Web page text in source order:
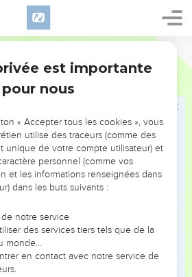
pris.
dans mon nid. Comme l’oiseau
qui plonge ses racines dans l’eau.
la nuit se posent sur mes branches.
couvert d’honneur, ma force restera
un arc bien tendu.”
gens m’écoutaient, ils attendaient,
mon avis.
parler, ils ne discutaient pas, mes
l’une après l’autre.
on attend la pluie. Ils ouvraient
recevoir les premières gouttes
mon visage un signe de bonté.
est importante
pour nous
« Accepter tous les cookies », vous
utilise des traceurs (comme des
unique de votre compte utilisateur) et
personnel (comme vos
et les informations renseignées dans
dans les buts suivants :
notre service
des services tiers tels que de la
monde…
en contact avec notre service de